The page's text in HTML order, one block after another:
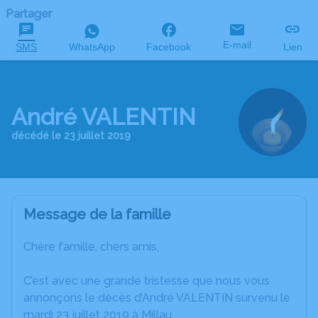
Partager
SMS WhatsApp Facebook E-mail Lien
André VALENTIN
décédé le 23 juillet 2019
Message de la famille
Chère famille, chers amis,
C’est avec une grande tristesse que nous vous
annonçons le décès d’André VALENTIN survenu le
mardi 23 juillet 2019 à Millau.